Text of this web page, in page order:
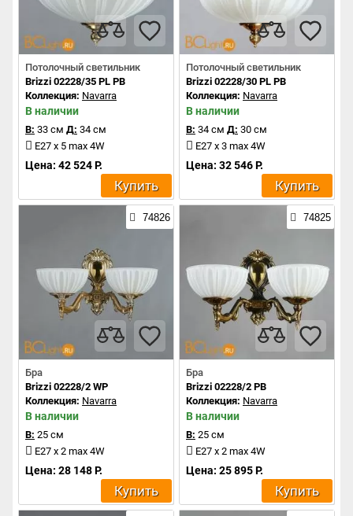
Потолочный светильник
Brizzi 02228/35 PL PB
Коллекция: Navarra
В наличии
В: 33 см Д: 34 см
E27 x 5 max 4W
Цена: 42 524 Р.
Купить
Потолочный светильник
Brizzi 02228/30 PL PB
Коллекция: Navarra
В наличии
В: 34 см Д: 30 см
E27 x 3 max 4W
Цена: 32 546 Р.
Купить
74826
Бра
Brizzi 02228/2 WP
Коллекция: Navarra
В наличии
В: 25 см
E27 x 2 max 4W
Цена: 28 148 Р.
Купить
74825
Бра
Brizzi 02228/2 PB
Коллекция: Navarra
В наличии
В: 25 см
E27 x 2 max 4W
Цена: 25 895 Р.
Купить